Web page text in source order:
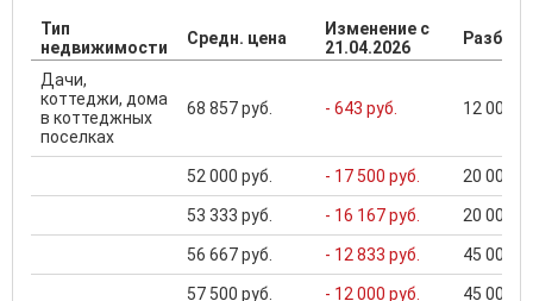
Тип
недвижимости
Средн. цена
Изменение с
21.04.2026
Дачи,
коттеджи, дома
в коттеджных
поселках
68 857 руб. - 643 руб. 12 000
52 000 руб. - 17 500 руб. 20 000
53 333 руб. - 16 167 руб. 20 000
56 667 руб. - 12 833 руб. 45 000
57 500 руб. - 12 000 руб. 45 000